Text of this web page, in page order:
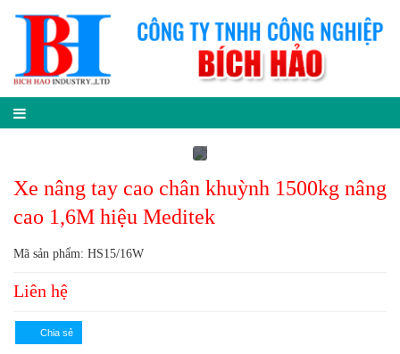
Xe nâng tay cao chân khuỳnh 1500kg nâng
cao 1,6M hiệu Meditek
Mã sản phẩm: HS15/16W
Liên hệ